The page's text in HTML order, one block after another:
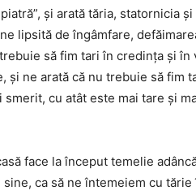
şi arată tăria, sta­tornicia
lipsită de îngâmfare,
să fim tari în credinţa şi
şi ne arată că nu trebuie să fim
smerit, cu atât este mai tare şi
face la început temelie
ca să ne întemeiem cu